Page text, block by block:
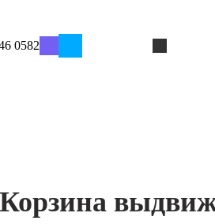
0582
Корзина